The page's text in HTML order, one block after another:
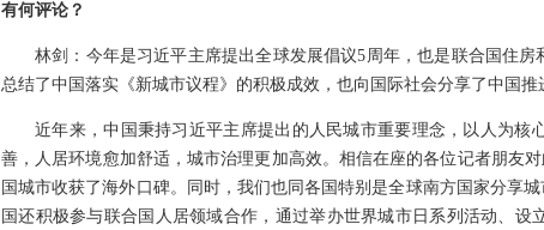
有何评论？
林剑：今年是习近平主席提出全球发展倡议5周年，也是联合国住
总结了中国落实《新城市议程》的积极成效，也向国际社会分享了中国推
近年来，中国秉持习近平主席提出的人民城市重要理念，以人为
善，人居环境愈加舒适，城市治理更加高效。相信在座的各位记者朋友
国城市收获了海外口碑。同时，我们也同各国特别是全球南方国家分享
国还积极参与联合国人居领域合作，通过举办世界城市日系列活动、